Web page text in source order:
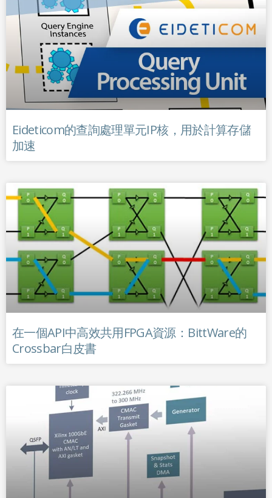
Eideticom的查詢處理單元IP核，用於計算存儲
加速
在一個API中高效共用FPGA資源：BittWare的
Crossbar白皮書